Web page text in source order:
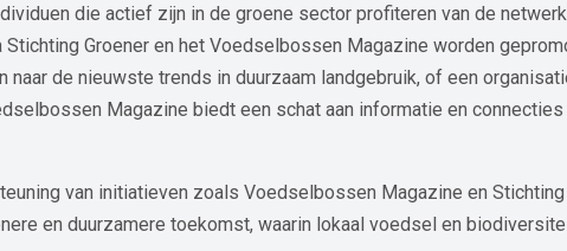
die actief zijn in de groene sector profiteren van de
Groener en het Voedselbossen Magazine worden
de nieuwste trends in duurzaam landgebruik, of een
Magazine biedt een schat aan informatie en
van initiatieven zoals Voedselbossen Magazine en Stichting
en duurzamere toekomst, waarin lokaal voedsel en